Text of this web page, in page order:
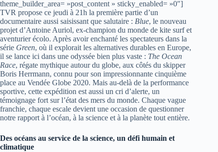
theme_builder_area= »post_content » sticky_enabled= »0″]
TVR propose ce jeudi à 21h la première partie d’un
documentaire aussi saisissant que salutaire : Blue, le nouveau
projet d’Antoine Auriol, ex-champion du monde de kite surf et
aventurier écolo. Après avoir enchanté les spectateurs dans la
série Green, où il explorait les alternatives durables en Europe,
il se lance ici dans une odyssée bien plus vaste : The Ocean
Race, régate mythique autour du globe, aux côtés du skipper
Boris Herrmann, connu pour son impressionnante cinquième
place au Vendée Globe 2020. Mais au-delà de la performance
sportive, cette expédition est aussi un cri d’alerte, un
témoignage fort sur l’état des mers du monde. Chaque vague
franchie, chaque escale devient une occasion de questionner
notre rapport à l’océan, à la science et à la planète tout entière.
Des océans au service de la science, un défi humain et
climatique